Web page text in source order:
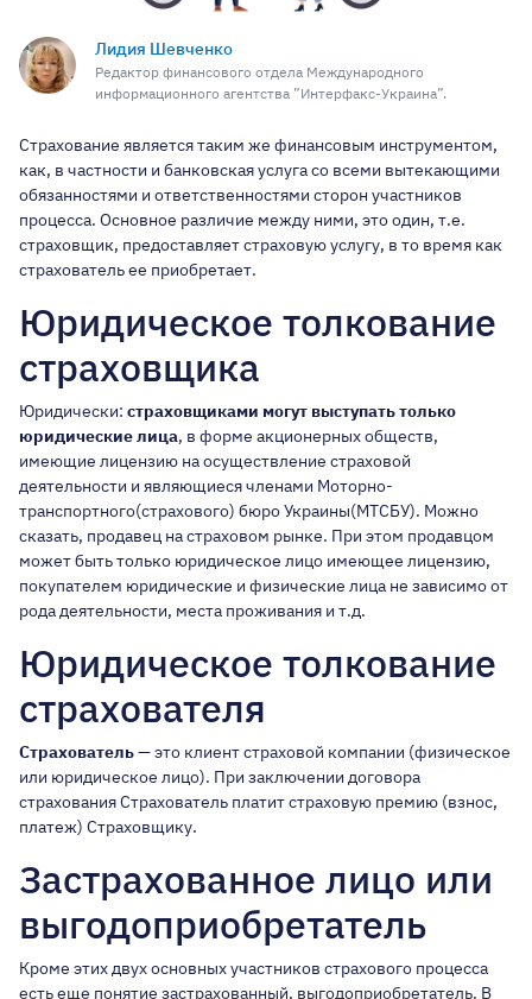
Лидия Шевченко
Редактор финансового отдела Международного
информационного агентства ”Интерфакс-Украина”.
Страхование является таким же финансовым инструментом,
как, в частности и банковская услуга со всеми вытекающими
обязанностями и ответственностями сторон участников
процесса. Основное различие между ними, это один, т.е.
страховщик, предоставляет страховую услугу, в то время как
страхователь ее приобретает.
Юридическое толкование
страховщика
Юридически: страховщиками могут выступать только
юридические лица, в форме акционерных обществ,
имеющие лицензию на осуществление страховой
деятельности и являющиеся членами Моторно-
транспортного(страхового) бюро Украины(МТСБУ). Можно
сказать, продавец на страховом рынке. При этом продавцом
может быть только юридическое лицо имеющее лицензию,
покупателем юридические и физические лица не зависимо от
рода деятельности, места проживания и т.д.
Юридическое толкование
страхователя
Страхователь— это клиент страховой компании (физическое
или юридическое лицо). При заключении договора
страхования Страхователь платит страховую премию (взнос,
платеж) Страховщику.
Застрахованное лицо или
выгодоприобретатель
Кроме этих двух основных участников страхового процесса
есть еще понятие застрахованный, выгодоприобретатель. В